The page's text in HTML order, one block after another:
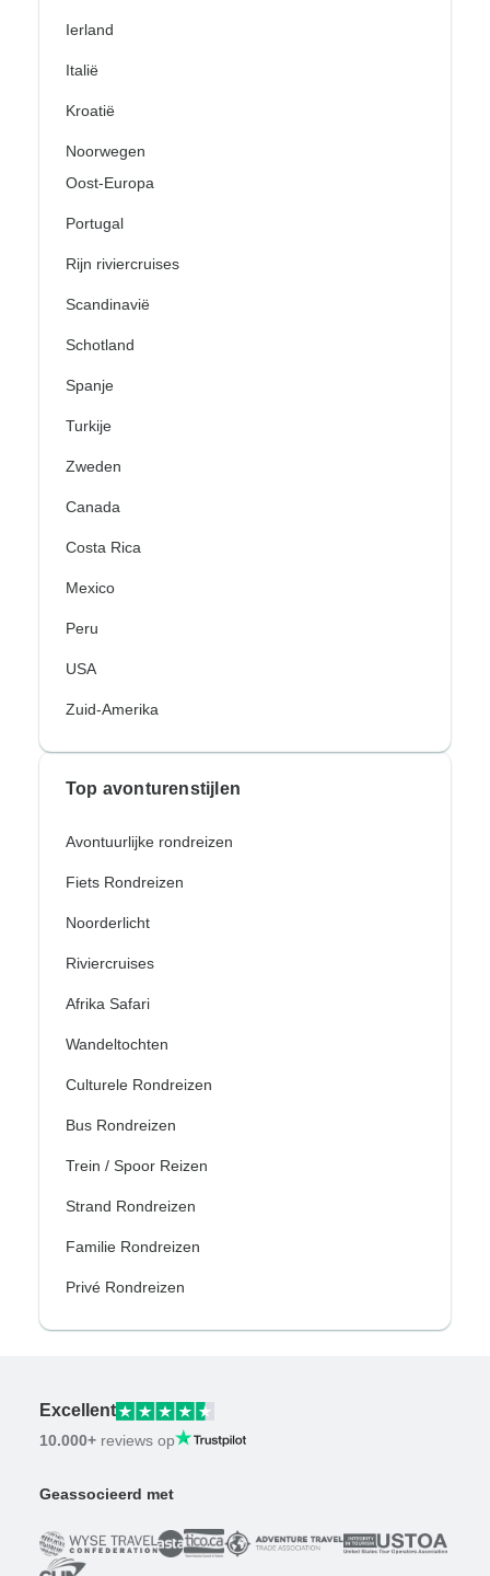
Ierland
Italië
Kroatië
Noorwegen
Oost-Europa
Portugal
Rijn riviercruises
Scandinavië
Schotland
Spanje
Turkije
Zweden
Canada
Costa Rica
Mexico
Peru
USA
Zuid-Amerika
Top avonturenstijlen
Avontuurlijke rondreizen
Fiets Rondreizen
Noorderlicht
Riviercruises
Afrika Safari
Wandeltochten
Culturele Rondreizen
Bus Rondreizen
Trein / Spoor Reizen
Strand Rondreizen
Familie Rondreizen
Privé Rondreizen
Excellent
10.000+ reviews op
Geassocieerd met